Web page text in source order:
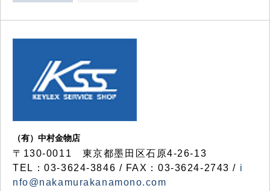
（有）中村金物店
〒130-0011 東京都墨田区石原4-26-13
TEL：03-3624-3846 / FAX：03-3624-2743 / i
nfo@nakamurakanamono.com